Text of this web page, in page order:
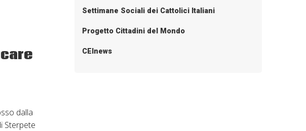
dalla
Sterpete
Settimane Sociali dei Cattolici Italiani
Progetto Cittadini del Mondo
CEInews